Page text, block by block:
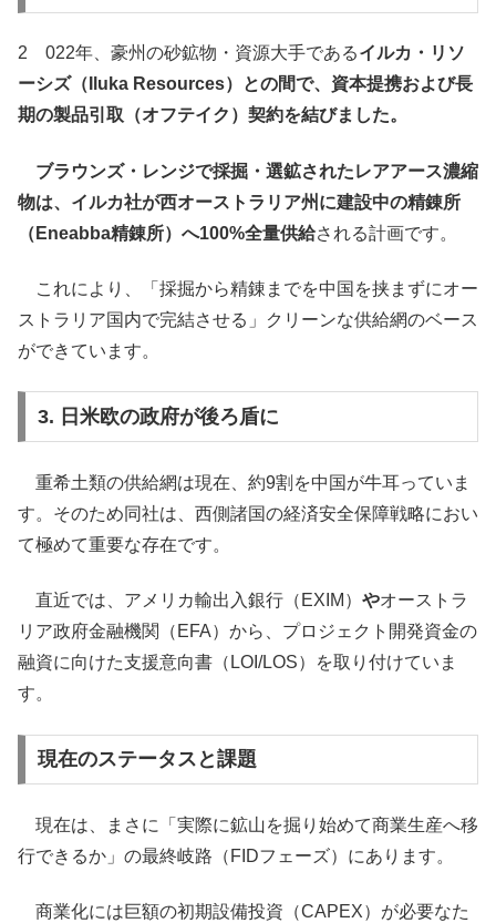
2 022年、豪州の砂鉱物・資源大手であるイルカ・リソ
ーシズ（Iluka Resources）との間で、資本提携および長
期の製品引取（オフテイク）契約を結びました。
ブラウンズ・レンジで採掘・選鉱されたレアアース濃縮
物は、イルカ社が西オーストラリア州に建設中の精錬所
（Eneabba精錬所）へ100%全量供給される計画です。
これにより、「採掘から精錬までを中国を挟まずにオー
ストラリア国内で完結させる」クリーンな供給網のベース
ができています。
3. 日米欧の政府が後ろ盾に
重希土類の供給網は現在、約9割を中国が牛耳っていま
す。そのため同社は、西側諸国の経済安全保障戦略におい
て極めて重要な存在です。
直近では、アメリカ輸出入銀行（EXIM） やオーストラ
リア政府金融機関（EFA）から、プロジェクト開発資金の
融資に向けた支援意向書（LOI/LOS）を取り付けていま
す。
現在のステータスと課題
現在は、まさに「実際に鉱山を掘り始めて商業生産へ移
行できるか」の最終岐路（FIDフェーズ）にあります。
商業化には巨額の初期設備投資（CAPEX）が必要なた